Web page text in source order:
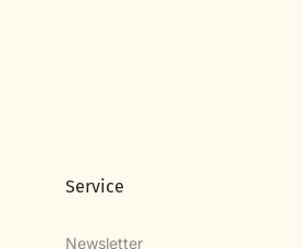
Service
Newsletter